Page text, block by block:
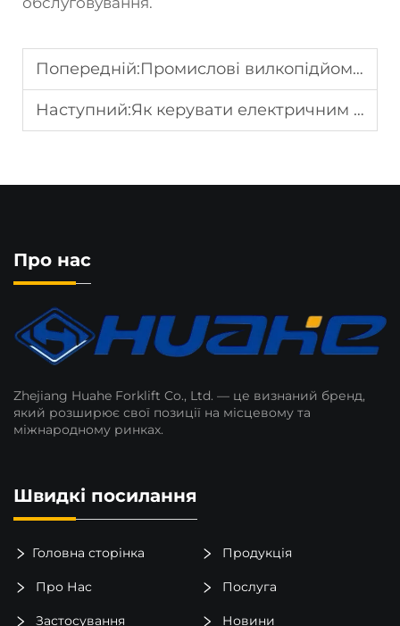
Попередній:Промислові вилкопідйомні машини оптом для логістичних підприємств
Наступний:Як керувати електричним палетним навантажувачем на складі?
Про нас
Zhejiang Huahe Forklift Co., Ltd. — це визнаний бренд,
який розширює свої позиції на місцевому та
міжнародному ринках.
Швидкі посилання
Головна сторінка Продукція
Про Нас Послуга
Застосування Новини